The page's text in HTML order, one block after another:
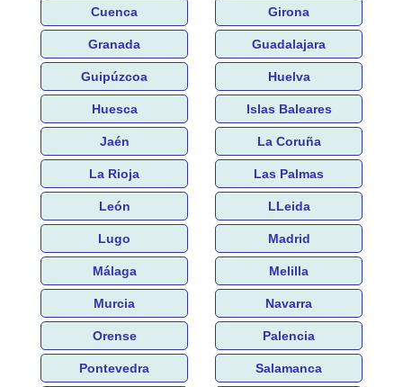
Cuenca Girona
Granada Guadalajara
Guipúzcoa Huelva
Huesca Islas Baleares
Jaén La Coruña
La Rioja Las Palmas
León LLeida
Lugo Madrid
Málaga Melilla
Murcia Navarra
Orense Palencia
Pontevedra Salamanca